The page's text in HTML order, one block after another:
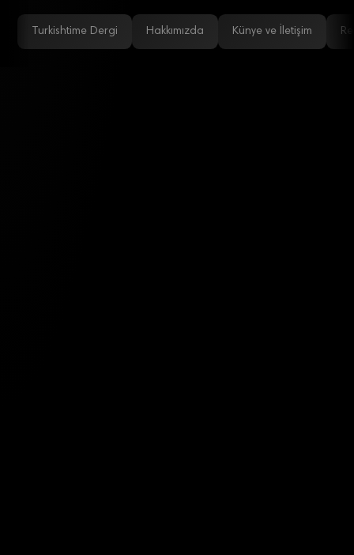
Turkishtime Dergi Hakkımızda Künye ve İletişim